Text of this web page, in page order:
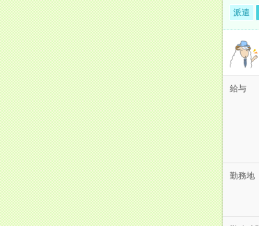
派遣
給与
勤務地